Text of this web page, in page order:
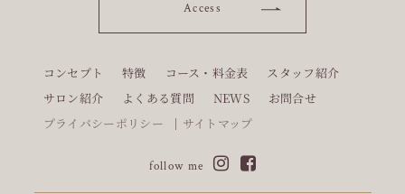
Access
コンセプト 特徴 コース・料金表
スタッフ紹介
サロン紹介
よくある質問 NEWS
お問合せ
プライバシーポリシー
サイトマップ
follow me